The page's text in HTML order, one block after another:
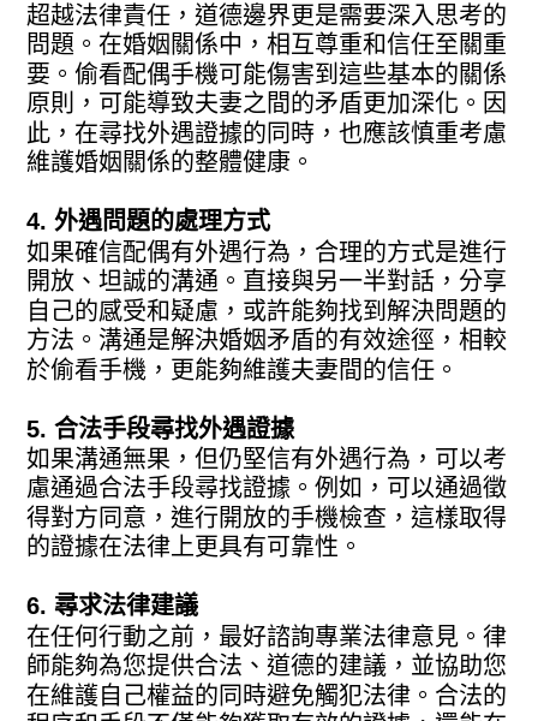
超越法律責任，道德邊界更是需要深入思考的
問題。在婚姻關係中，相互尊重和信任至關重
要。偷看配偶手機可能傷害到這些基本的關係
原則，可能導致夫妻之間的矛盾更加深化。因
此，在尋找外遇證據的同時，也應該慎重考慮
維護婚姻關係的整體健康。
4. 外遇問題的處理方式
如果確信配偶有外遇行為，合理的方式是進行
開放、坦誠的溝通。直接與另一半對話，分享
自己的感受和疑慮，或許能夠找到解決問題的
方法。溝通是解決婚姻矛盾的有效途徑，相較
於偷看手機，更能夠維護夫妻間的信任。
5. 合法手段尋找外遇證據
如果溝通無果，但仍堅信有外遇行為，可以考
慮通過合法手段尋找證據。例如，可以通過徵
得對方同意，進行開放的手機檢查，這樣取得
的證據在法律上更具有可靠性。
6. 尋求法律建議
在任何行動之前，最好諮詢專業法律意見。律
師能夠為您提供合法、道德的建議，並協助您
在維護自己權益的同時避免觸犯法律。合法的